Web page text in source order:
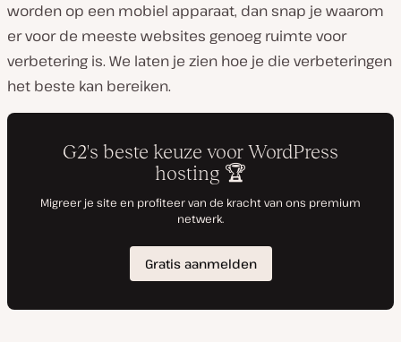
worden op een mobiel apparaat, dan snap je waarom
er voor de meeste websites genoeg ruimte voor
verbetering is. We laten je zien hoe je die verbeteringen
het beste kan bereiken.